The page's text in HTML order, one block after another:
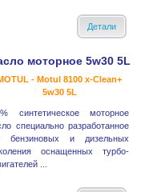
Детали
моторное 5w30 5L
- Motul 8100 x-Clean+
5w30 5L
синтетическое моторное
специально разработанное
бензиновых и дизельных
оснащенных турбо-
...